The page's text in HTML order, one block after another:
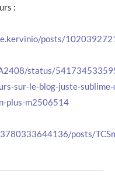
:
posts/
status/
sur-le-blog-juste-
plus-m2506514
posts/